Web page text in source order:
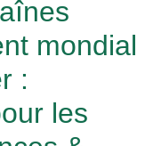
mondial
:
les